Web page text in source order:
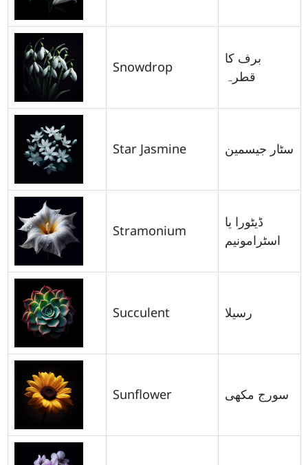
Snowdrop
برف کا
قطرہ
Star Jasmine سٹار جیسمین
Stramonium
ڈیٹورا یا
اسٹرامونیم
Succulent رسیلا
Sunflower سورج مکھی